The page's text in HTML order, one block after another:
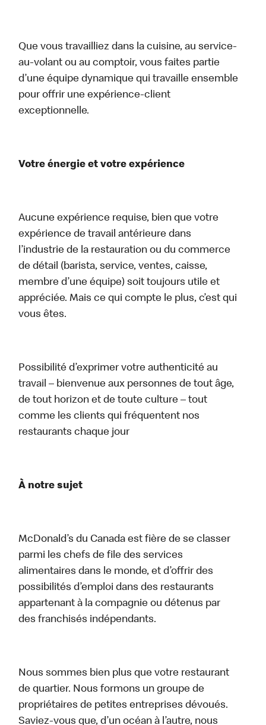
Que vous travailliez dans la cuisine, au service-
au-volant ou au comptoir, vous faites partie
d’une équipe dynamique qui travaille ensemble
pour offrir une expérience-client
exceptionnelle.
Votre énergie et votre expérience
Aucune expérience requise, bien que votre
expérience de travail antérieure dans
l’industrie de la restauration ou du commerce
de détail (barista, service, ventes, caisse,
membre d’une équipe) soit toujours utile et
appréciée. Mais ce qui compte le plus, c’est qui
vous êtes.
Possibilité d’exprimer votre authenticité au
travail – bienvenue aux personnes de tout âge,
de tout horizon et de toute culture – tout
comme les clients qui fréquentent nos
restaurants chaque jour
À notre sujet
McDonald’s du Canada est fière de se classer
parmi les chefs de file des services
alimentaires dans le monde, et d’offrir des
possibilités d’emploi dans des restaurants
appartenant à la compagnie ou détenus par
des franchisés indépendants.
Nous sommes bien plus que votre restaurant
de quartier. Nous formons un groupe de
propriétaires de petites entreprises dévoués.
Saviez-vous que, d’un océan à l’autre, nous